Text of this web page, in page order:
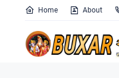
Home About